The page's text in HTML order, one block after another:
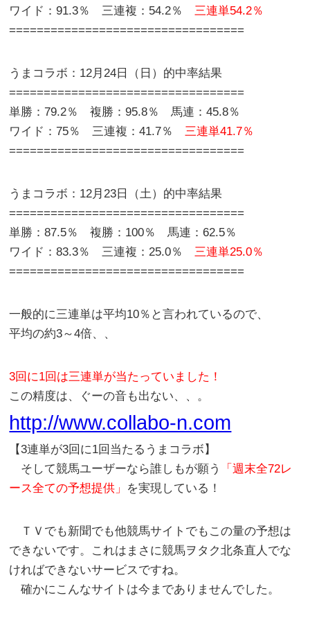
ワイド：91.3％ 三連複：54.2％三連単54.2％
==================================
うまコラボ：12月24日（日）的中率結果
==================================
単勝：79.2％ 複勝：95.8％ 馬連：45.8％
ワイド：75％ 三連複：41.7％三連単41.7％
==================================
うまコラボ：12月23日（土）的中率結果
==================================
単勝：87.5％ 複勝：100％ 馬連：62.5％
ワイド：83.3％ 三連複：25.0％三連単25.0％
==================================
一般的に三連単は平均10％と言われているので、
平均の約3～4倍、、
3回に1回は三連単が当たっていました！
この精度は、ぐーの音も出ない、、。
http://www.collabo-n.com
【3連単が3回に1回当たるうまコラボ】
そして競馬ユーザーなら誰しもが願う
「週末全72レ
ース全ての予想提供」 を実現している！
ＴＶでも新聞でも他競馬サイトでもこの量の予想は
できないです。これはまさに競馬ヲタク北条直人でな
ければできないサービスですね。
確かにこんなサイトは今までありませんでした。